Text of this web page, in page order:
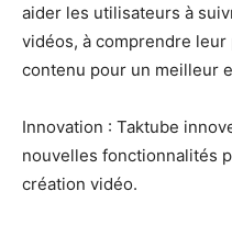
aider les utilisateurs à
vidéos, à comprendre
contenu pour un meilleur
Innovation : Taktube
nouvelles fonctionnalités
création vidéo.